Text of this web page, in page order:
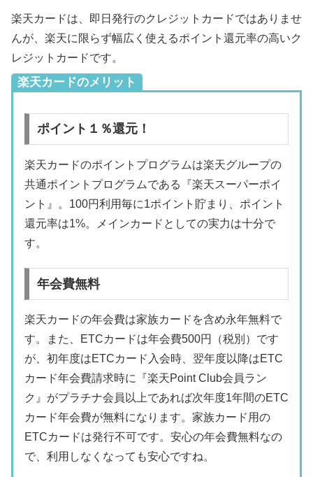
楽天カードは、即日発行のクレジットカードではありませ
んが、楽天に限らず幅広く使えるポイント還元率の高いク
レジットカードです。
楽天カードのメリット
ポイント１％還元！
楽天カードのポイントプログラムは楽天グループの
共通ポイントプログラムである『楽天スーパーポイ
ント』。100円利用毎に1ポイント貯まり、ポイント
還元率は1%。メインカードとしての実力は十分で
す。
年会費無料
楽天カードの年会費は家族カードを含め永年無料で
す。また、ETCカードは年会費500円（税別）です
が、初年度はETCカード入会時、翌年度以降はETC
カード年会費請求時に『楽天Point Club会員ラン
ク』がプラチナ会員以上であれば次年度1年間のETC
カード年会費が無料になります。家族カード用の
ETCカードは発行不可です。安心の年会費無料なの
で、利用しなくなっても安心ですね。